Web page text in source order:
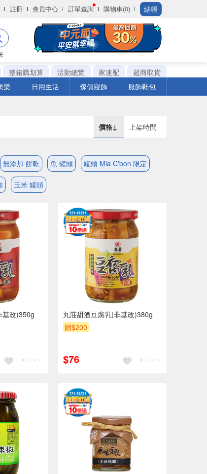
註冊 會員中心 訂單查詢 購物車(0) 結帳
整箱購划算 活動總覽 家速配
超商取貨
樂 日用生活 傢俱寢飾 服飾鞋包
價格↓ 上架時間
無添加 餅乾 魚 罐頭 罐頭 Mia C'bon 限定
玉米 罐頭
基改)350g
丸莊甜酒豆腐乳(非基改)380g
贈$200
$76